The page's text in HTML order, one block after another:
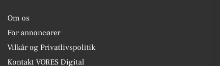
Om os
For annoncører
Vilkår og Privatlivspolitik
Kontakt VORES Digital